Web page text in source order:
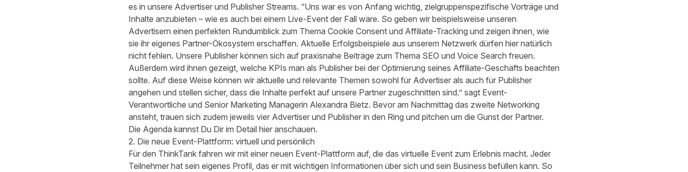
es in unsere Advertiser und Publisher Streams. “Uns war es von Anfang wichtig, zielgruppenspezifische Vorträge und
Inhalte anzubieten – wie es auch bei einem Live-Event der Fall wäre. So geben wir beispielsweise unseren
Advertisern einen perfekten Rundumblick zum Thema Cookie Consent und Affiliate-Tracking und zeigen ihnen, wie
sie ihr eigenes Partner-Ökosystem erschaffen. Aktuelle Erfolgsbeispiele aus unserem Netzwerk dürfen hier natürlich
nicht fehlen. Unsere Publisher können sich auf praxisnahe Beiträge zum Thema SEO und Voice Search freuen.
Außerdem wird ihnen gezeigt, welche KPIs man als Publisher bei der Optimierung seines Affiliate-Geschäfts beachten
sollte. Auf diese Weise können wir aktuelle und relevante Themen sowohl für Advertiser als auch für Publisher
angehen und stellen sicher, dass die Inhalte perfekt auf unsere Partner zugeschnitten sind.” sagt Event-
Verantwortliche und Senior Marketing Managerin Alexandra Bietz. Bevor am Nachmittag das zweite Networking
ansteht, trauen sich zudem jeweils vier Advertiser und Publisher in den Ring und pitchen um die Gunst der Partner.
Die Agenda kannst Du Dir im Detail hieranschauen.
2. Die neue Event-Plattform: virtuell und persönlich
Für den ThinkTank fahren wir mit einer neuen Event-Plattform auf, die das virtuelle Event zum Erlebnis macht. Jeder
Teilnehmer hat sein eigenes Profil, das er mit wichtigen Informationen über sich und sein Business befüllen kann. So